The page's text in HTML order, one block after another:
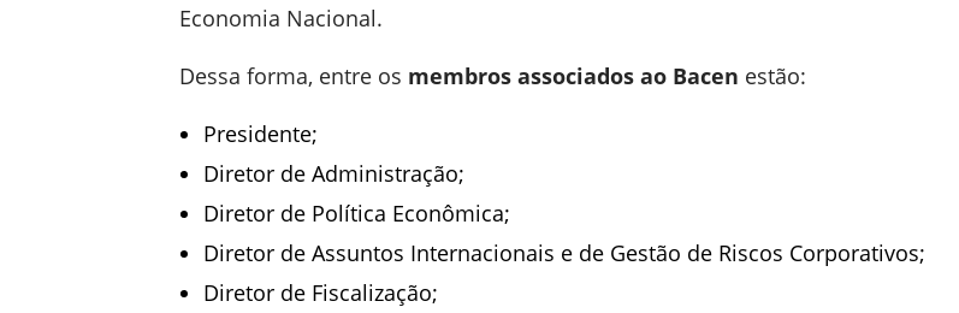
Economia Nacional.
Dessa forma, entre os membros associados ao Bacen estão:
Presidente;
Diretor de Administração;
Diretor de Política Econômica;
Diretor de Assuntos Internacionais e de Gestão de Riscos Corporativos;
Diretor de Fiscalização;